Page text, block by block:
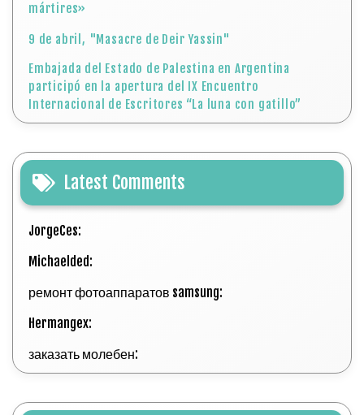
mártires»
9 de abril, "Masacre de Deir Yassin"
Embajada del Estado de Palestina en Argentina
participó en la apertura del IX Encuentro
Internacional de Escritores “La luna con gatillo”
Latest Comments
JorgeCes:
Michaelded:
ремонт фотоаппаратов samsung:
Hermangex:
заказать молебен: